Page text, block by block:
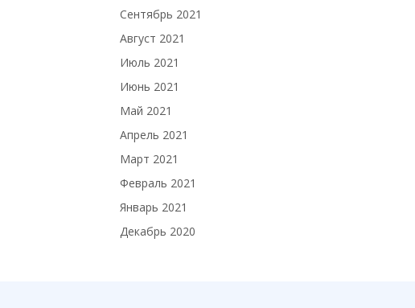
Сентябрь 2021
Август 2021
Июль 2021
Июнь 2021
Май 2021
Апрель 2021
Март 2021
Февраль 2021
Январь 2021
Декабрь 2020